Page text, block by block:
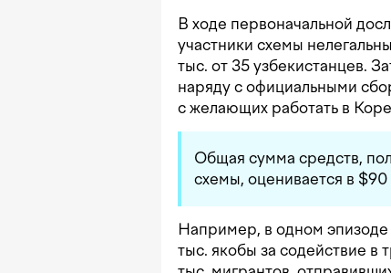
В ходе первоначальной
участники схемы
тыс. от 35 узбекистанцев.
наряду с официальными
с желающих работать в
Общая сумма средств,
схемы, оценивается в
Например, в одном
тыс. якобы за содействие в